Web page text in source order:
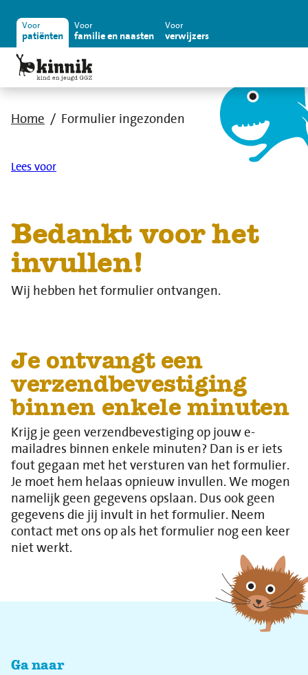
Voor
patiënten
Voor
familie en naasten
Voor
verwijzers
Home Formulier ingezonden
Lees voor
Bedankt voor het
invullen!
Wij hebben het formulier ontvangen.
Je ontvangt een
verzendbevestiging
binnen enkele minuten
Krijg je geen verzendbevestiging op jouw e-
mailadres binnen enkele minuten? Dan is er iets
fout gegaan met het versturen van het formulier.
Je moet hem helaas opnieuw invullen. We mogen
namelijk geen gegevens opslaan. Dus ook geen
gegevens die jij invult in het formulier. Neem
contact met ons op als het formulier nog een keer
niet werkt.
Ga naar